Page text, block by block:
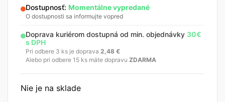
Dostupnosť: Momentálne vypredané
O dostupnosti sa informujte vopred
Doprava kuriérom dostupná od min. objednávky 30€
s DPH
Pri odbere 3 ks je doprava 2,48 €
Alebo pri odbere 15 ks máte dopravu ZDARMA
Nie je na sklade